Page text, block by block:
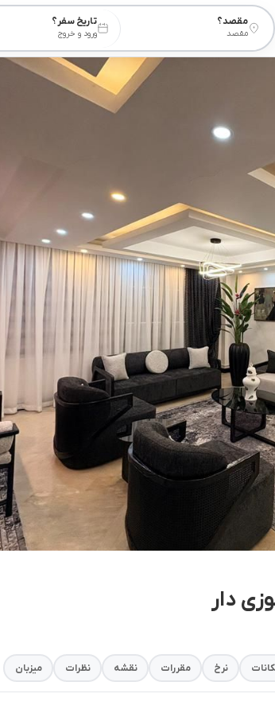
مقصد؟
مقصد
تاریخ سفر؟
ورود و خروج
دار
نرخ مقررات نقشه نظرات میزبان